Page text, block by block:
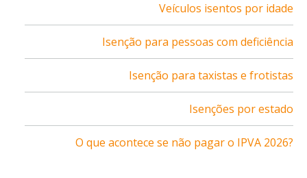
Veículos isentos por idade
Isenção para pessoas com deficiência
Isenção para taxistas e frotistas
Isenções por estado
O que acontece se não pagar o IPVA 2026?